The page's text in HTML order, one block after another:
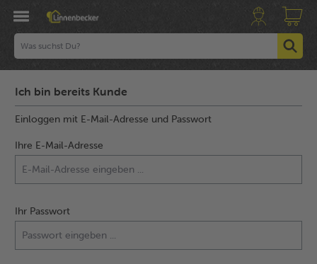
Ich bin bereits Kunde
Einloggen mit E-Mail-Adresse und Passwort
Ihre E-Mail-Adresse
Ihr Passwort